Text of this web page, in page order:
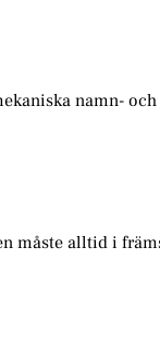
namn- och
måste alltid i